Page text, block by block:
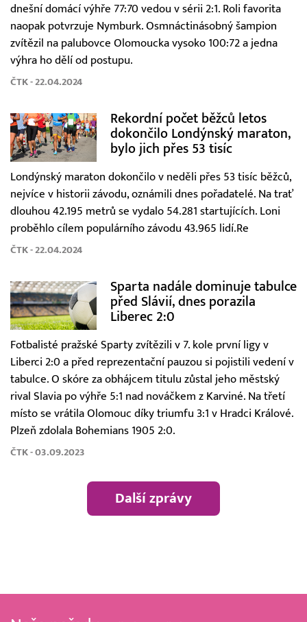
dnešní domácí výhře 77:70 vedou v sérii 2:1. Roli favorita
naopak potvrzuje Nymburk. Osmnáctinásobný šampion
zvítězil na palubovce Olomoucka vysoko 100:72 a jedna
výhra ho dělí od postupu.
ČTK - 22.04.2024
Rekordní počet běžců letos
dokončilo Londýnský maraton,
bylo jich přes 53 tisíc
Londýnský maraton dokončilo v neděli přes 53 tisíc běžců,
nejvíce v historii závodu, oznámili dnes pořadatelé. Na trať
dlouhou 42.195 metrů se vydalo 54.281 startujících. Loni
proběhlo cílem populárního závodu 43.965 lidí.Re
ČTK - 22.04.2024
Sparta nadále dominuje tabulce
před Slávií, dnes porazila
Liberec 2:0
Fotbalisté pražské Sparty zvítězili v 7. kole první ligy v
Liberci 2:0 a před reprezentační pauzou si pojistili vedení v
tabulce. O skóre za obhájcem titulu zůstal jeho městský
rival Slavia po výhře 5:1 nad nováčkem z Karviné. Na třetí
místo se vrátila Olomouc díky triumfu 3:1 v Hradci Králové.
Plzeň zdolala Bohemians 1905 2:0.
ČTK - 03.09.2023
Další zprávy